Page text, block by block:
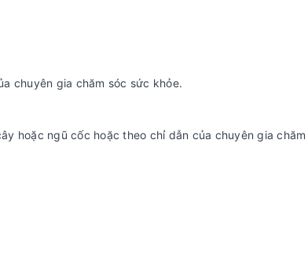
chuyên gia chăm sóc sức khỏe.
hoặc ngũ cốc hoặc theo chỉ dẫn của chuyên gia chăm